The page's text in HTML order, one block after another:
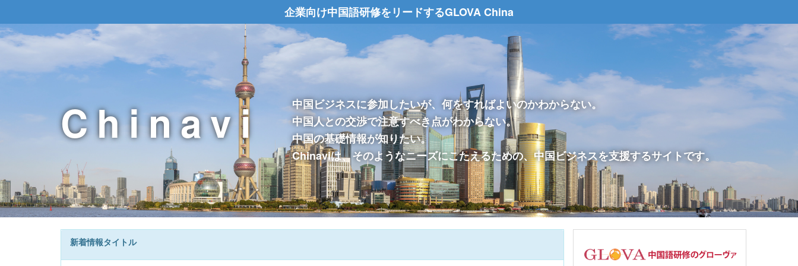
企業向け中国語研修をリードするGLOVA China
Chinavi
中国ビジネスに参加したいが、何をすればよいのかわからない。
中国人との交渉で注意すべき点がわからない。
中国の基礎情報が知りたい。
Chinaviは、そのようなニーズにこたえるための、中国ビジネスを支援するサイトです。
新着情報タイトル